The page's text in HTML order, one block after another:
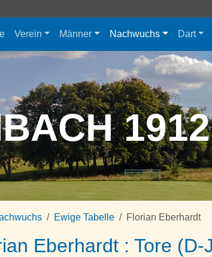
Verein Männer Nachwuchs Dart
Ewige Tabelle Florian Eberhardt
Eberhardt : Tore (D-